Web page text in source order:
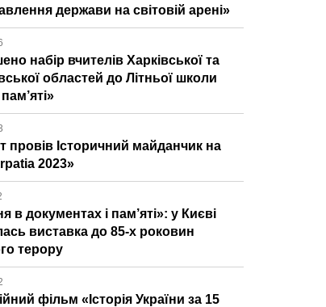
держави на світовій арені»
набір вчителів Харківської та
областей до Літньої школи
провів Історичний майданчик на
2023»
в документах і пам’яті»: у Києві
виставка до 85-х роковин
терору
фільм «Історія України за 15